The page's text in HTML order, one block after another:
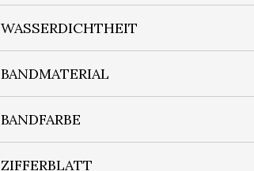
WASSERDICHTHEIT
BANDMATERIAL
BANDFARBE
ZIFFERBLATT